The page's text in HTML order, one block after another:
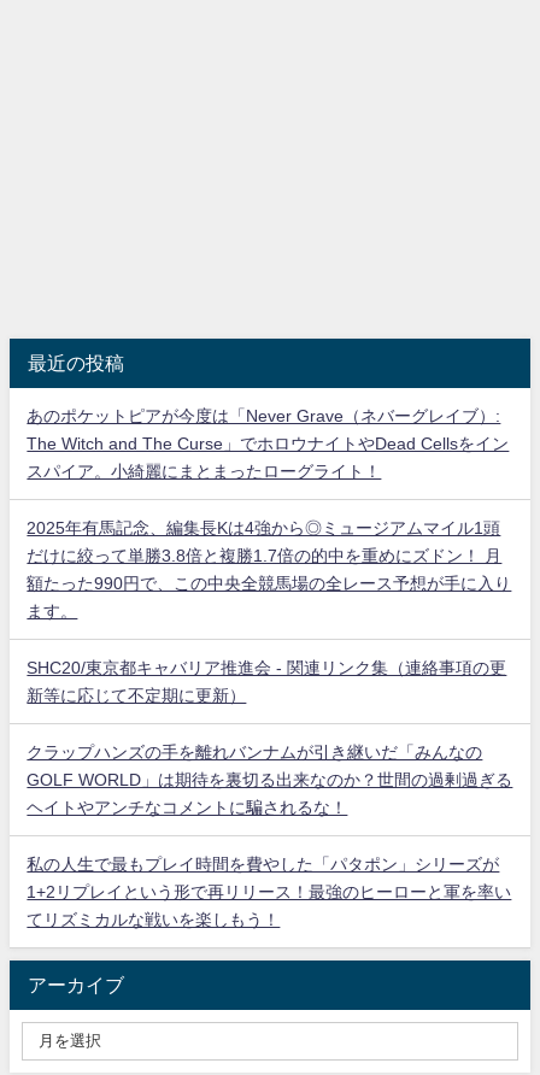
最近の投稿
あのポケットピアが今度は「Never Grave（ネバーグレイブ）:
The Witch and The Curse」でホロウナイトやDead Cellsをイン
スパイア。小綺麗にまとまったローグライト！
2025年有馬記念、編集長Kは4強から◎ミュージアムマイル1頭
だけに絞って単勝3.8倍と複勝1.7倍の的中を重めにズドン！ 月
額たった990円で、この中央全競馬場の全レース予想が手に入り
ます。
SHC20/東京都キャバリア推進会 - 関連リンク集（連絡事項の更
新等に応じて不定期に更新）
クラップハンズの手を離れバンナムが引き継いだ「みんなの
GOLF WORLD」は期待を裏切る出来なのか？世間の過剰過ぎる
ヘイトやアンチなコメントに騙されるな！
私の人生で最もプレイ時間を費やした「パタポン」シリーズが
1+2リプレイという形で再リリース！最強のヒーローと軍を率い
てリズミカルな戦いを楽しもう！
アーカイブ